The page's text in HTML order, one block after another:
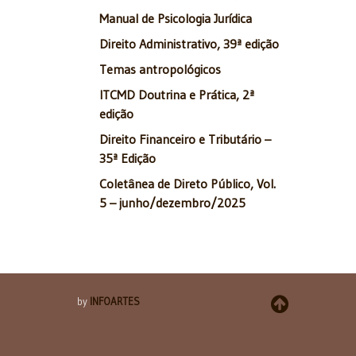
Toledo
Manual de Psicologia Jurídica
Direito Administrativo, 39ª edição
Temas antropológicos
ITCMD Doutrina e Prática, 2ª
edição
Direito Financeiro e Tributário –
35ª Edição
Coletânea de Direto Público, Vol.
5 – junho/dezembro/2025
by INFOARTES